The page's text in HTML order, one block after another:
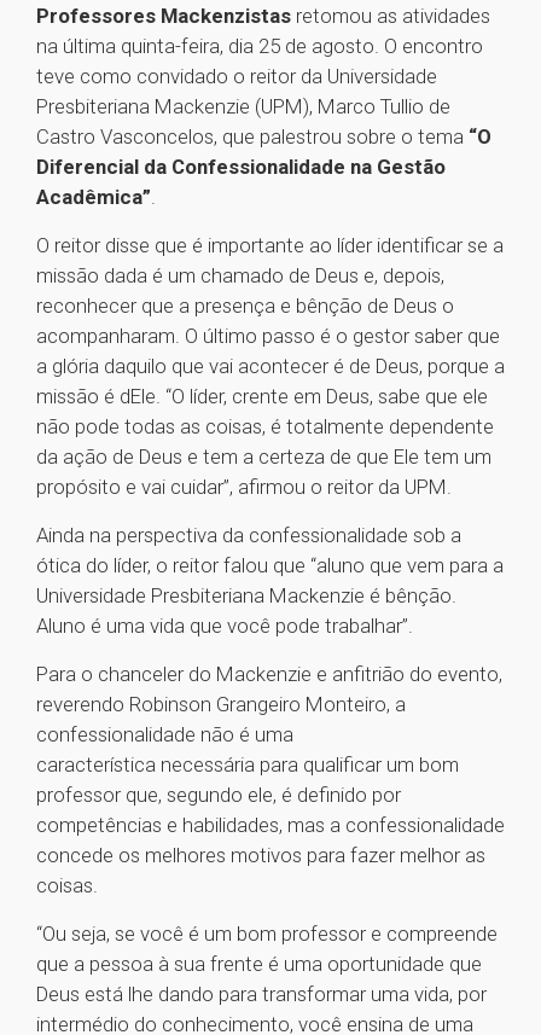
Professores Mackenzistas retomou as atividades
na última quinta-feira, dia 25 de agosto. O encontro
teve como convidado o reitor da Universidade
Presbiteriana Mackenzie (UPM), Marco Tullio de
Castro Vasconcelos, que palestrou sobre o tema “O
Diferencial da Confessionalidade na Gestão
Acadêmica”.
O reitor disse que é importante ao líder identificar se a
missão dada é um chamado de Deus e, depois,
reconhecer que a presença e bênção de Deus o
acompanharam. O último passo é o gestor saber que
a glória daquilo que vai acontecer é de Deus, porque a
missão é dEle. “O líder, crente em Deus, sabe que ele
não pode todas as coisas, é totalmente dependente
da ação de Deus e tem a certeza de que Ele tem um
propósito e vai cuidar”, afirmou o reitor da UPM.
Ainda na perspectiva da confessionalidade sob a
ótica do líder, o reitor falou que “aluno que vem para a
Universidade Presbiteriana Mackenzie é bênção.
Aluno é uma vida que você pode trabalhar”.
Para o chanceler do Mackenzie e anfitrião do evento,
reverendo Robinson Grangeiro Monteiro, a
confessionalidade não é uma
característica necessária para qualificar um bom
professor que, segundo ele, é definido por
competências e habilidades, mas a confessionalidade
concede os melhores motivos para fazer melhor as
coisas.
“Ou seja, se você é um bom professor e compreende
que a pessoa à sua frente é uma oportunidade que
Deus está lhe dando para transformar uma vida, por
intermédio do conhecimento, você ensina de uma